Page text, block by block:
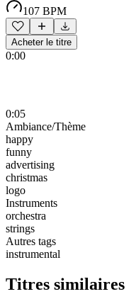
107 BPM
Acheter le titre
0:00
0:05
Ambiance/Thème
happy
funny
advertising
christmas
logo
Instruments
orchestra
strings
Autres tags
instrumental
Titres similaires